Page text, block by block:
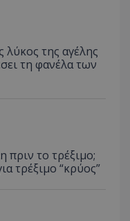
λύκος της αγέλης
τη φανέλα των
πριν το τρέξιμο;
τρέξιμο “κρύος”